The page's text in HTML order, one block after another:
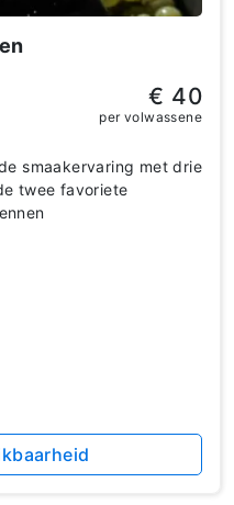
smaakervaring met drie
twee favoriete
€ 40
per volwassene